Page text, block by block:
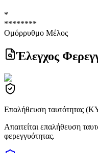
*
********
Ομόρρυθμο Μέλος
Έλεγχος
Επαλήθευση ταυτότητας
Απαιτείται επαλήθευση
φερεγγυότητας.